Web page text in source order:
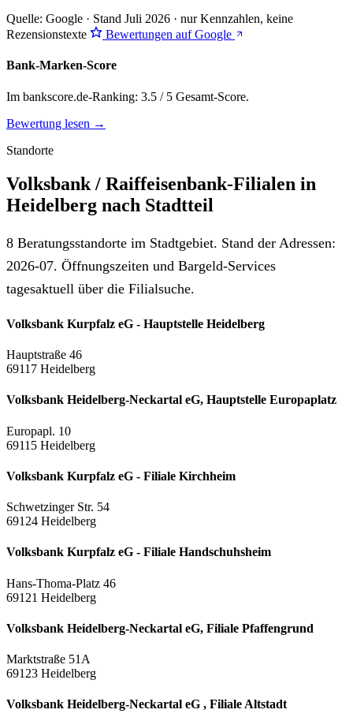
Quelle: Google · Stand Juli 2026 · nur Kennzahlen, keine
Rezensionstexte
Bewertungen auf Google
Bank-Marken-Score
Im bankscore.de-Ranking: 3.5 / 5 Gesamt-Score.
Bewertung lesen →
Standorte
Volksbank / Raiffeisenbank-Filialen in
Heidelberg nach Stadtteil
8 Beratungsstandorte im Stadtgebiet. Stand der Adressen:
2026-07. Öffnungszeiten und Bargeld-Services
tagesaktuell über die Filialsuche.
Volksbank Kurpfalz eG - Hauptstelle Heidelberg
Hauptstraße 46
69117 Heidelberg
Volksbank Heidelberg-Neckartal eG, Hauptstelle Europaplatz
Europapl. 10
69115 Heidelberg
Volksbank Kurpfalz eG - Filiale Kirchheim
Schwetzinger Str. 54
69124 Heidelberg
Volksbank Kurpfalz eG - Filiale Handschuhsheim
Hans-Thoma-Platz 46
69121 Heidelberg
Volksbank Heidelberg-Neckartal eG, Filiale Pfaffengrund
Marktstraße 51A
69123 Heidelberg
Volksbank Heidelberg-Neckartal eG , Filiale Altstadt